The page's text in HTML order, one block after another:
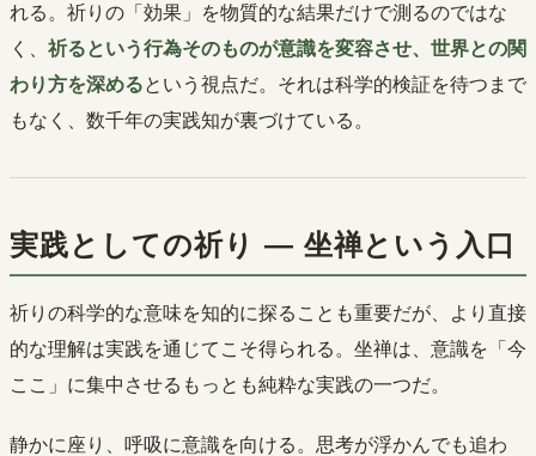
れる。祈りの「効果」を物質的な結果だけで測るのではな
く、 祈るという行為そのものが意識を変容させ、世界との関
わり方を深めるという視点だ。それは科学的検証を待つまで
もなく、数千年の実践知が裏づけている。
実践としての祈り ― 坐禅という入口
祈りの科学的な意味を知的に探ることも重要だが、より直接
的な理解は実践を通じてこそ得られる。坐禅は、意識を「今
ここ」に集中させるもっとも純粋な実践の一つだ。
静かに座り、呼吸に意識を向ける。思考が浮かんでも追わ